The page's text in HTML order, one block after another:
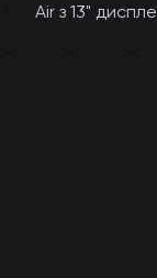
Air з 13"